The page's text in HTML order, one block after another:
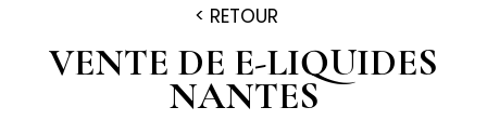
RETOUR
VENTE DE E-LIQUIDES
NANTES